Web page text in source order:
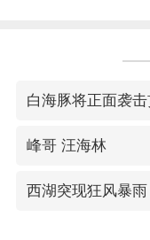
峰哥 汪海林